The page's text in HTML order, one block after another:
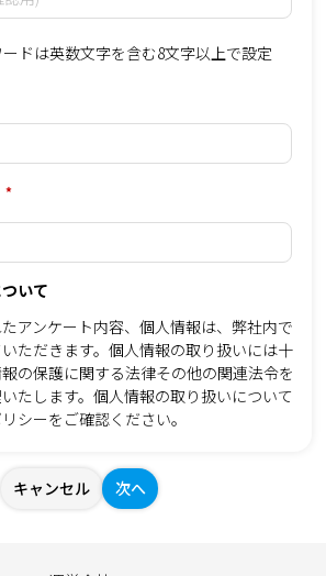
ドは英数文字を含む8文字以上で設定
*
いて
アンケート内容、個人情報は、弊社内で
ただきます。個人情報の取り扱いには十
の保護に関する法律その他の関連法令を
たします。個人情報の取り扱いについて
シーをご確認ください。